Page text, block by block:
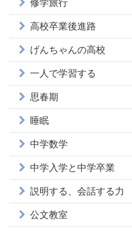
修学旅行
高校卒業後進路
げんちゃんの高校
一人で学習する
思春期
睡眠
中学数学
中学入学と中学卒業
説明する、会話する力
公文教室